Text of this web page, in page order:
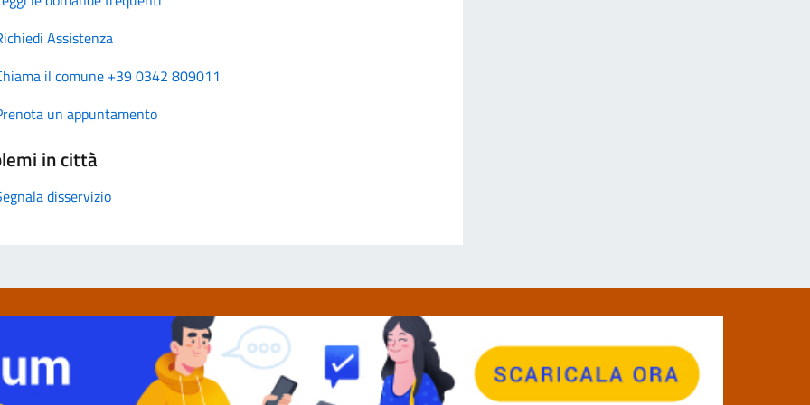
Assistenza
il comune +39 0342 809011
un appuntamento
in città
disservizio